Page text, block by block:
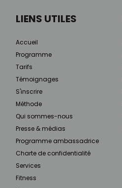
LIENS UTILES
Accueil
Programme
Tarifs
Témoignages
S'inscrire
Méthode
Qui sommes-nous
Presse & médias
Programme ambassadrice
Charte de confidentialité
Services
Fitness